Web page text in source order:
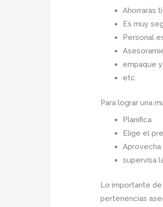
Ahorrarás
Es muy
Personal
empaque
etc
Para lograr una
Planifica
Elige el
Aprovecha
supervisa
Lo importante
pertenencias